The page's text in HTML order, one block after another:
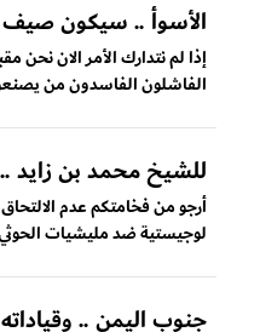
الأسوأ .. سيكون صيف
إذا لم نتدارك الأمر الان نحن
الفاشلون الفاسدون من
للشيخ محمد بن زايد
أرجو من فخامتكم عدم
لوجيستية ضد مليشيات
جنوب اليمن .. وقياداته